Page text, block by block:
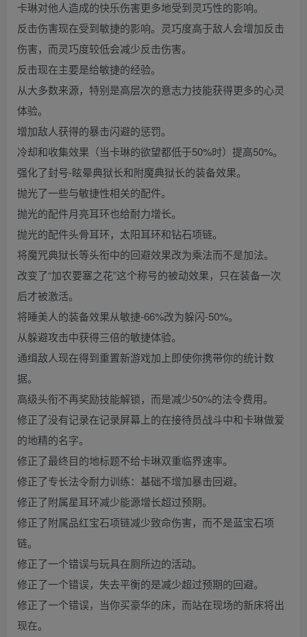
卡琳对他人造成的快乐伤害更多地受到灵巧性的影响。
反击伤害现在受到敏捷的影响。灵巧度高于敌人会增加反击
伤害，而灵巧度较低会减少反击伤害。
反击现在主要是给敏捷的经验。
从大多数来源，特别是高层次的意志力技能获得更多的心灵
体验。
增加敌人获得的暴击闪避的惩罚。
冷却和收集效果（当卡琳的欲望都低于50%时）提高50%。
强化了封号-眩晕典狱长和附魔典狱长的装备效果。
抛光了一些与敏捷性相关的配件。
抛光的配件月亮耳环也给耐力增长。
抛光的配件头骨耳环，太阳耳环和钻石项链。
将魔咒典狱长等头衔中的回避效果改为乘法而不是加法。
改变了“加农要塞之花”这个称号的被动效果，只在装备一次
后才被激活。
将睡美人的装备效果从敏捷-66%改为躲闪-50%。
从躲避攻击中获得三倍的敏捷体验。
通缉敌人现在得到重置新游戏加上即使你携带你的统计数
据。
高级头衔不再奖励技能解锁，而是减少50%的法令费用。
修正了没有记录在记录屏幕上的在接待员战斗中和卡琳做爱
的地精的名字。
修正了最终目的地标题不给卡琳双重临界速率。
修正了专长法令耐力训练：基础不增加暴击回避。
修正了附属星耳环减少能源增长超过预期。
修正了附属品红宝石项链减少致命伤害，而不是蓝宝石项
链。
修正了一个错误与玩具在厕所边的活动。
修正了一个错误，失去平衡的是减少超过预期的回避。
修正了一个错误，当你买豪华的床，而站在现场的新床将出
现在。